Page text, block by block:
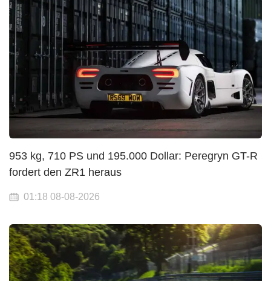
953 kg, 710 PS und 195.000 Dollar: Peregryn GT-R
fordert den ZR1 heraus
01:18 08-08-2026